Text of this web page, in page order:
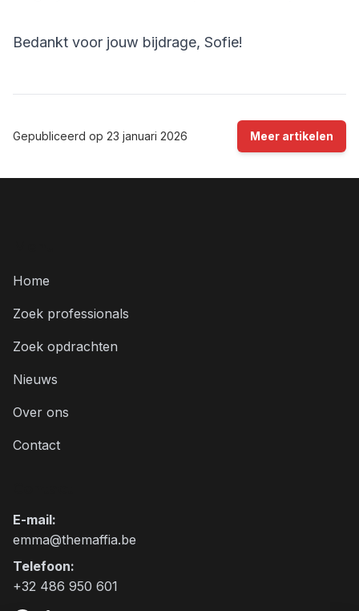
Bedankt voor jouw bijdrage, Sofie!
Gepubliceerd op 23 januari 2026 Meer artikelen
Home
Zoek professionals
Zoek opdrachten
Nieuws
Over ons
Contact
E-mail:
emma@themaffia.be
Telefoon:
+32 486 950 601